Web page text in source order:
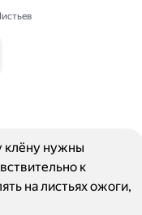
клёну нужны
к
на листьях ожоги,